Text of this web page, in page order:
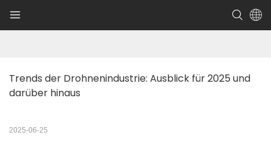
Trends der Drohnenindustrie: Ausblick für 2025 und
darüber hinaus
2025-06-25